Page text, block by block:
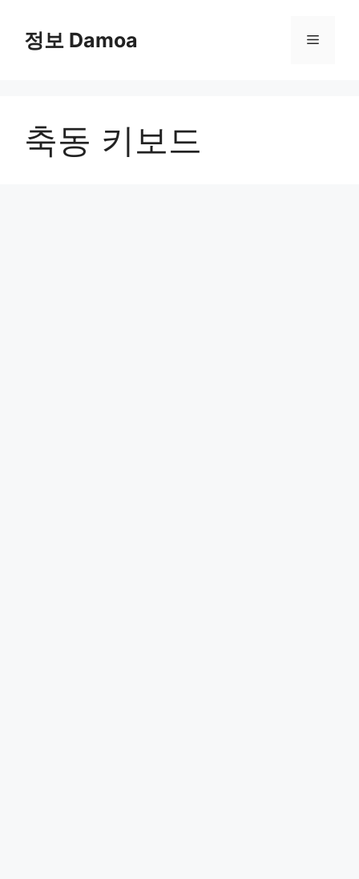
content정보 Damoa Menu
축동 키보드